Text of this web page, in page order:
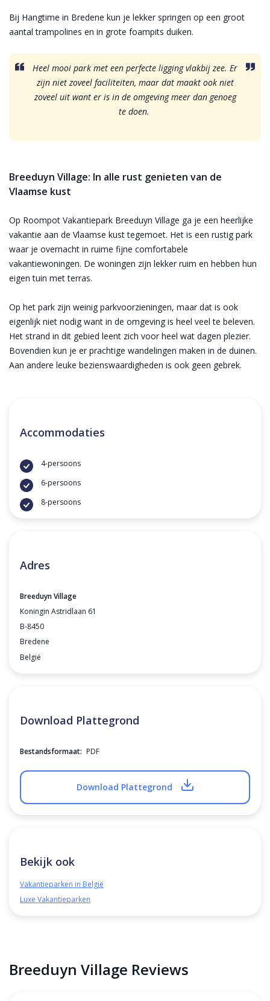
Bij Hangtime in Bredene kun je lekker springen op een groot
aantal trampolines en in grote foampits duiken.
Heel mooi park met een perfecte ligging vlakbij zee. Er
zijn niet zoveel faciliteiten, maar dat maakt ook niet
zoveel uit want er is in de omgeving meer dan genoeg
te doen.
Breeduyn Village: In alle rust genieten van de
Vlaamse kust
Op Roompot Vakantiepark Breeduyn Village ga je een heerlijke
vakantie aan de Vlaamse kust tegemoet. Het is een rustig park
waar je overnacht in ruime fijne comfortabele
vakantiewoningen. De woningen zijn lekker ruim en hebben hun
eigen tuin met terras.
Op het park zijn weinig parkvoorzieningen, maar dat is ook
eigenlijk niet nodig want in de omgeving is heel veel te beleven.
Het strand in dit gebied leent zich voor heel wat dagen plezier.
Bovendien kun je er prachtige wandelingen maken in de duinen.
Aan andere leuke bezienswaardigheden is ook geen gebrek.
Accommodaties
4-persoons
6-persoons
8-persoons
Adres
Breeduyn Village
Koningin Astridlaan 61
B-8450
Bredene
België
Download Plattegrond
Bestandsformaat: PDF
Download Plattegrond
Bekijk ook
Vakantieparken in België
Luxe Vakantieparken
Breeduyn Village Reviews